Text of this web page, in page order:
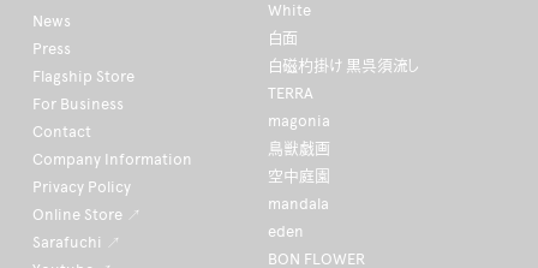
White
白面
白磁杓掛け 黒呉須流し
TERRA
magonia
鳥獣戯画
空中庭園
mandala
eden
BON FLOWER
News
Press
Flagship Store
For Business
Contact
Company Information
Privacy Policy
Online Store ↗
Sarafuchi ↗